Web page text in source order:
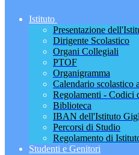
Istituto
Presentazione
Dirigente Scolastico
Organi Collegiali
PTOF
Organigramma
Calendario scolastico
Regolamenti - Codici
Biblioteca
IBAN dell'Istituto
Percorsi di Studio
Regolamento di
Studenti e Genitori